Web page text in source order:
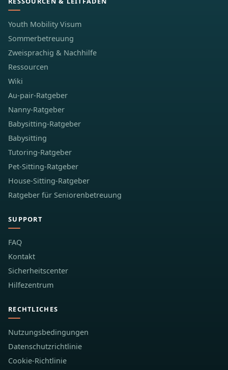
Youth Mobility Visum
Sommerbetreuung
Zweisprachig & Nachhilfe
Ressourcen
Wiki
Au-pair-Ratgeber
Nanny-Ratgeber
Babysitting-Ratgeber
Babysitting
Tutoring-Ratgeber
Pet-Sitting-Ratgeber
House-Sitting-Ratgeber
Ratgeber für Seniorenbetreuung
SUPPORT
FAQ
Kontakt
Sicherheitscenter
Hilfezentrum
RECHTLICHES
Nutzungsbedingungen
Datenschutzrichtlinie
Cookie-Richtlinie